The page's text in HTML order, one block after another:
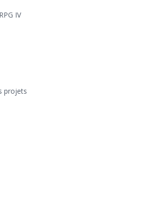
IV
projets